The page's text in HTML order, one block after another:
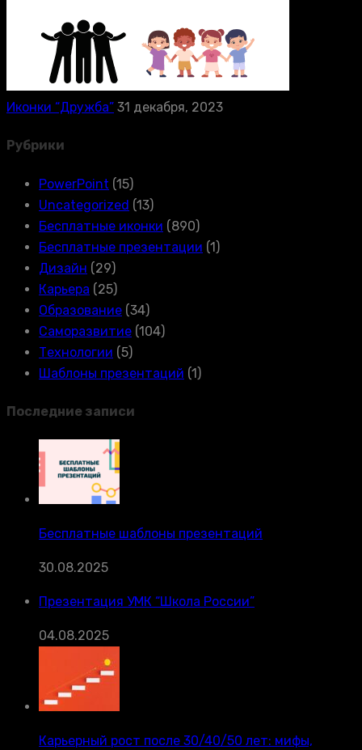
Иконки “Дружба” 31 декабря, 2023
Рубрики
PowerPoint (15)
Uncategorized (13)
Бесплатные иконки (890)
Бесплатные презентации (1)
Дизайн (29)
Карьера (25)
Образование (34)
Саморазвитие (104)
Технологии (5)
Шаблоны презентаций (1)
Последние записи
Бесплатные шаблоны презентаций
30.08.2025
Презентация УМК “Школа России”
04.08.2025
Карьерный рост после 30/40/50 лет: мифы,